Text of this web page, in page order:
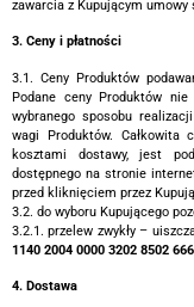
zawarcia z Kupującym umowy
3. Ceny i płatności
3.1. Ceny Produktów
Podane ceny Produktów
wybranego sposobu
wagi Produktów. Całkowita
kosztami dostawy, jest
dostępnego na stronie
przed kliknięciem przez
3.2. do wyboru Kupującego
3.2.1. przelew zwykły –
1140 2004 0000 3202 8502
4. Dostawa